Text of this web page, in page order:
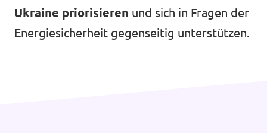
Ukraine priorisieren und sich in Fragen der
Energiesicherheit gegenseitig unterstützen.